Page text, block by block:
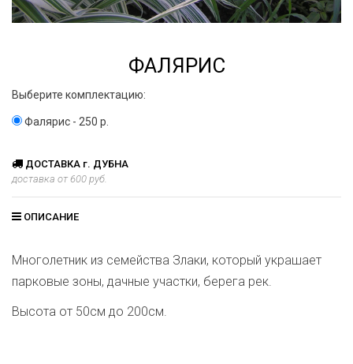
ФАЛЯРИС
Выберите комплектацию:
Фалярис - 250 р.
ДОСТАВКА г. ДУБНА
доставка от 600 руб.
ОПИСАНИЕ
Многолетник из семейства Злаки, который украшает
парковые зоны, дачные участки, берега рек.
Высота от 50см до 200см.